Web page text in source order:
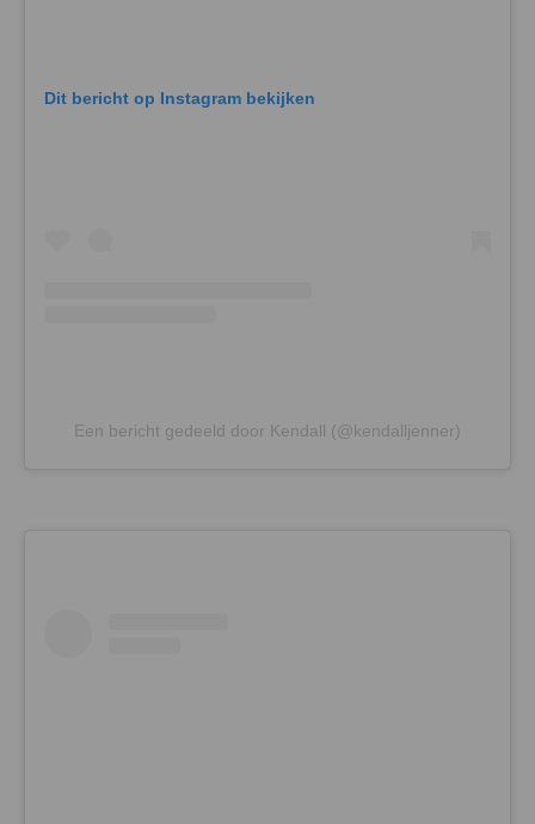
Dit bericht op Instagram bekijken
Een bericht gedeeld door Kendall (@kendalljenner)